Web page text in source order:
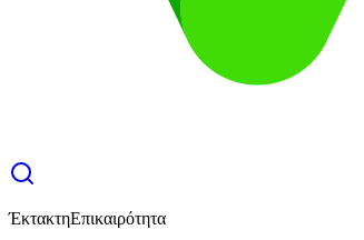
ΈκτακτηΕπικαιρότητα